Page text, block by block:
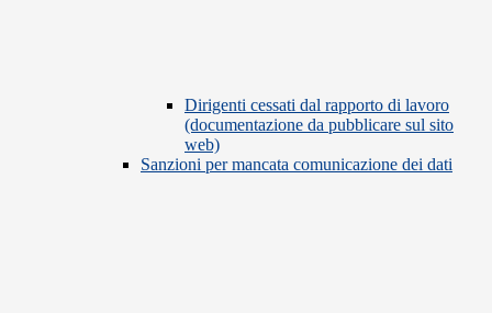
Dirigenti cessati dal rapporto di lavoro
(documentazione da pubblicare sul sito
web)
Sanzioni per mancata comunicazione dei dati